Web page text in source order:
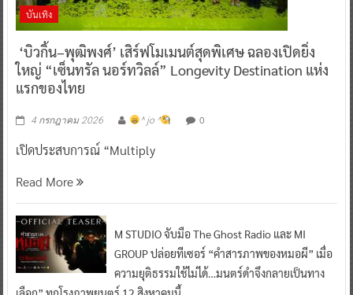
บันเทิง
‘บิวกิ้น–พุฒิพงศ์’ เสิร์ฟโมเมนต์สุดพิเศษ ฉลองเปิดยิ่ง
ใหญ่ “เซ็นทรัล นอร์ทวิลล์” Longevity Destination แห่ง
แรกของไทย
4 กรกฎาคม 2026 ^ jo ^ 0
เปิดประสบการณ์ “Multiply
Read More
M STUDIO จับมือ The Ghost Radio และ MI
GROUP ปล่อยทีเซอร์ “คำสารภาพของหมอผี” เมื่อ
ความยุติธรรมใช้ไม่ได้…มนตร์ดำจึงกลายเป็นทาง